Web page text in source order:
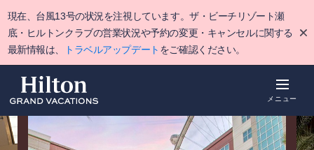
main
content
現在、台風13号の状況を注視しています。ザ・ビーチリゾート瀬
底・ヒルトンクラブの営業状況や予約の変更・キャンセルに関する
最新情報は、
トラベルアップデート をご確認ください。
メニュー
概要 詳細 アクティ